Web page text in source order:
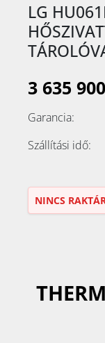
LG
3 635
Garancia:
Szállítási idő:
NINCS